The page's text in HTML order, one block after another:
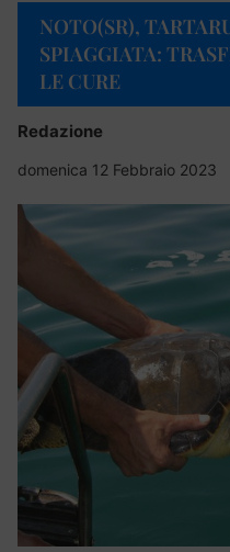
NOTO(SR),
SPIAGGIATA:
LE CURE
Redazione
domenica 12 Febbraio 2023